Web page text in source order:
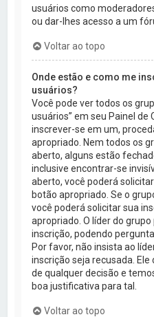
usuários como
ou dar-lhes acesso a um
Voltar ao topo
Onde estão e como me
usuários?
Você pode ver todos os
usuários” em seu Painel de
inscrever-se em um,
apropriado. Nem todos os
aberto, alguns estão
inclusive encontrar-se
aberto, você poderá
botão apropriado. Se o
você poderá solicitar sua
apropriado. O líder do
inscrição, podendo
Por favor, não insista ao
inscrição seja recusada.
de qualquer decisão e
boa justificativa para tal.
Voltar ao topo